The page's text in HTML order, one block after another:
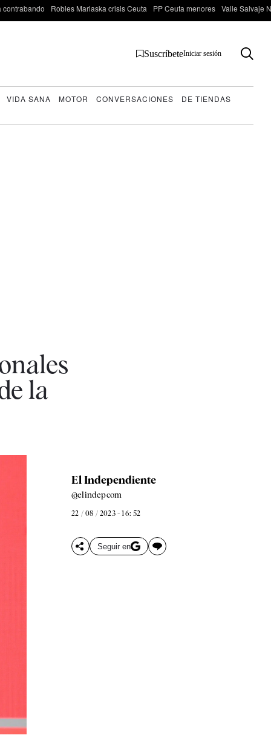
contrabando Robles Marlaska crisis Ceuta PP Ceuta menores Valle Salvaje
SuscríbeteIniciar sesión
VIDA SANA MOTOR CONVERSACIONES DE TIENDAS
la
El Independiente
@elindepcom
22 / 08 / 2023 - 16: 52
Seguir en